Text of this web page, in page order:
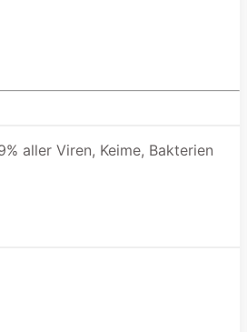
aller Viren, Keime, Bakterien